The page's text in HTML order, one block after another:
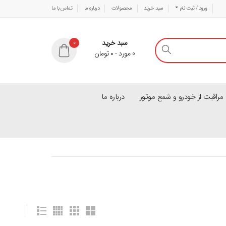
ورود / ثبت نام سبد خرید محصولات درباره ما تماس با ما
0
سبد خرید
0مورد-۰ تومان
از خودرو و شمع موتور درباره ما